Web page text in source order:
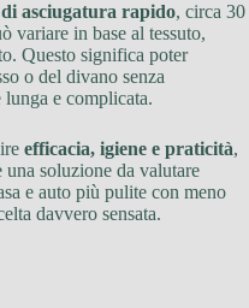
asciugatura rapido, circa 30
variare in base al tessuto,
Questo significa poter
o del divano senza
e complicata.
efficacia, igiene e praticità,
una soluzione da valutare
e auto più pulite con meno
davvero sensata.